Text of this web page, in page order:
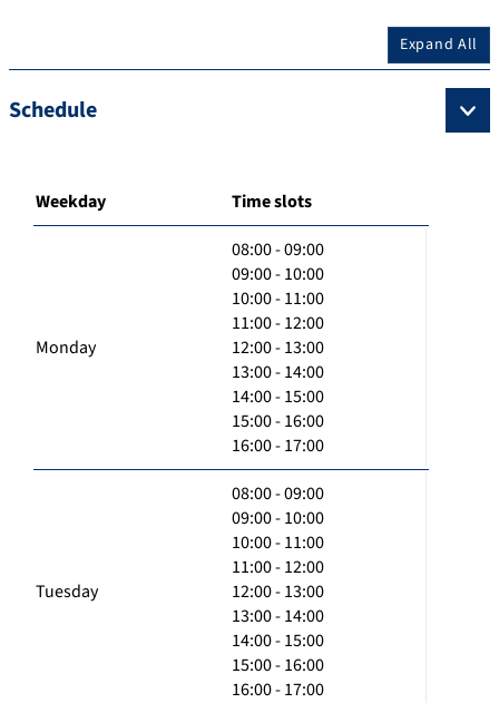
Expand All
Schedule
Weekday Time slots
Monday
08:00 - 09:00
09:00 - 10:00
10:00 - 11:00
11:00 - 12:00
12:00 - 13:00
13:00 - 14:00
14:00 - 15:00
15:00 - 16:00
16:00 - 17:00
Tuesday
08:00 - 09:00
09:00 - 10:00
10:00 - 11:00
11:00 - 12:00
12:00 - 13:00
13:00 - 14:00
14:00 - 15:00
15:00 - 16:00
16:00 - 17:00